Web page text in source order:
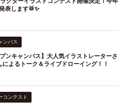
表します🥁✨
ンパス
ンキャンパス】大人気イラストレーターさ
によるトーク＆ライブドローイング！！
コンテスト